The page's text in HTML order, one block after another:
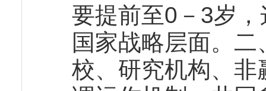
要提前至0－3岁
国家战略层面。
校、研究机构、